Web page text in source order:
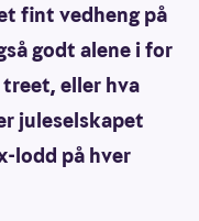
fint vedheng på
godt alene i for
eller hva
juleselskapet
lodd på hver